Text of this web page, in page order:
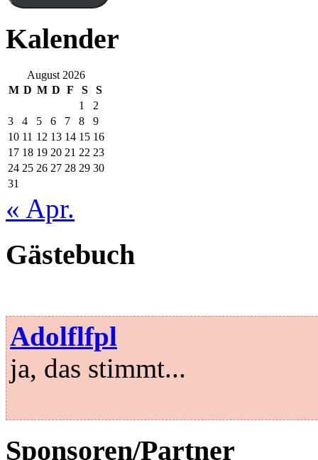
Kalender
August 2026
M D M D F S
S
1
2
3
4 5 6 7 8
9
10 11 12 13 14 15 16
17 18 19 20 21 22 23
24 25 26 27 28 29 30
31
« Apr.
Gästebuch
Adolflfpl
ja, das stimmt...
Sponsoren/Partner